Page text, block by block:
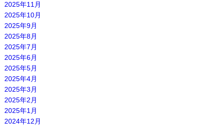
2025年11月
2025年10月
2025年9月
2025年8月
2025年7月
2025年6月
2025年5月
2025年4月
2025年3月
2025年2月
2025年1月
2024年12月